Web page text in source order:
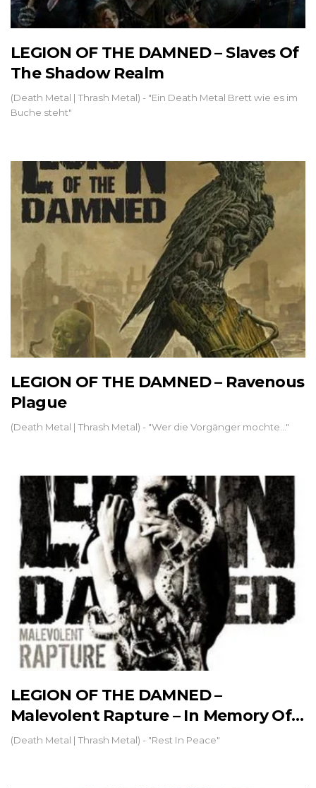
LEGION OF THE DAMNED – Slaves Of
The Shadow Realm
(Death Metal | Thrash Metal) - "Ein Death Metal Brett wie es im
Buche steht"
LEGION OF THE DAMNED – Ravenous
Plague
(Death Metal | Thrash Metal) - "Wer die Vorgänger mochte..."
LEGION OF THE DAMNED –
Malevolent Rapture – In Memory Of…
(Death Metal | Thrash Metal) - "Rest In Peace"